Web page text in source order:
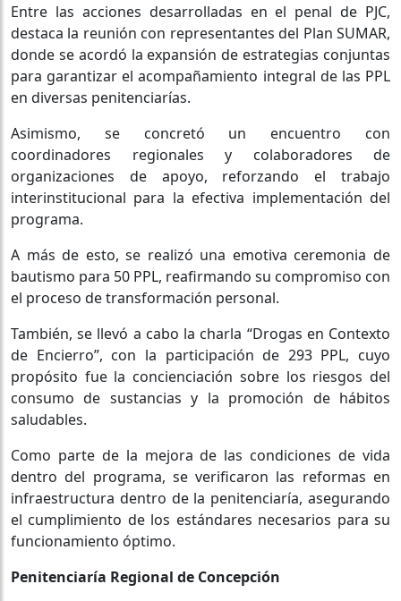
Entre las acciones desarrolladas en el penal de PJC,
destaca la reunión con representantes del Plan SUMAR,
donde se acordó la expansión de estrategias conjuntas
para garantizar el acompañamiento integral de las PPL
en diversas penitenciarías.
Asimismo, se concretó un encuentro con
coordinadores regionales y colaboradores de
organizaciones de apoyo, reforzando el trabajo
interinstitucional para la efectiva implementación del
programa.
A más de esto, se realizó una emotiva ceremonia de
bautismo para 50 PPL, reafirmando su compromiso con
el proceso de transformación personal.
También, se llevó a cabo la charla “Drogas en Contexto
de Encierro”, con la participación de 293 PPL, cuyo
propósito fue la concienciación sobre los riesgos del
consumo de sustancias y la promoción de hábitos
saludables.
Como parte de la mejora de las condiciones de vida
dentro del programa, se verificaron las reformas en
infraestructura dentro de la penitenciaría, asegurando
el cumplimiento de los estándares necesarios para su
funcionamiento óptimo.
Penitenciaría Regional de Concepción